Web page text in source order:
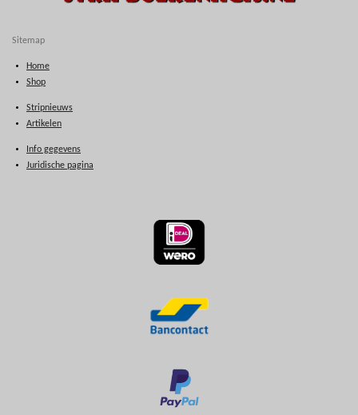
Sitemap
Home
Shop
Stripnieuws
Artikelen
Info gegevens
Juridische pagina